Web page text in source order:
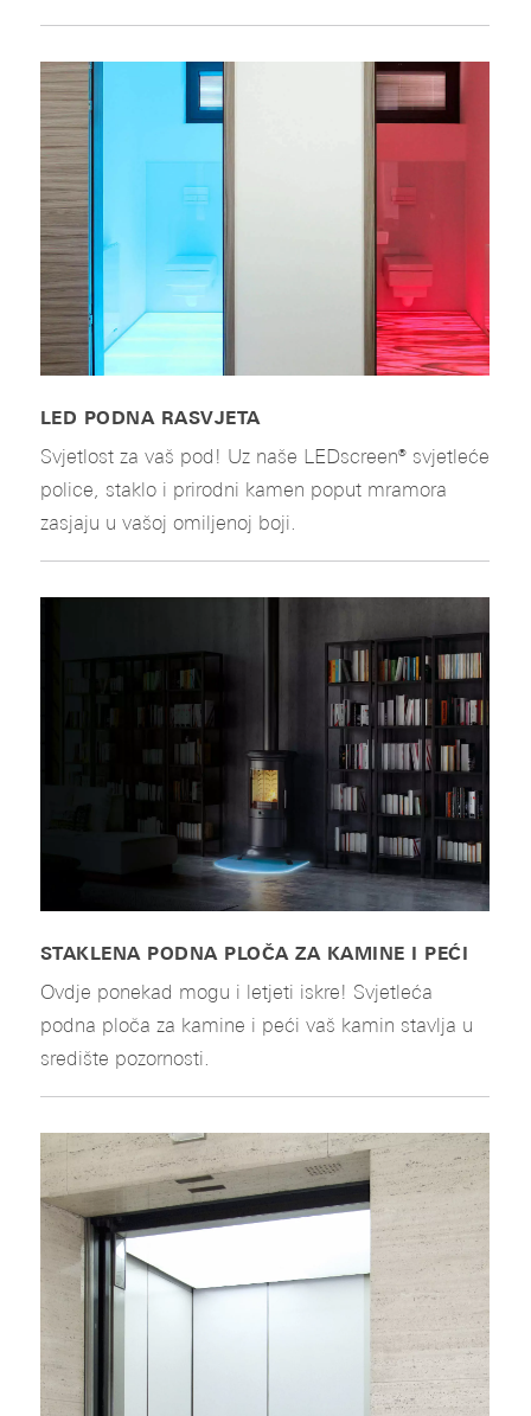
LED PODNA RASVJETA
Svjetlost za vaš pod! Uz naše LEDscreen® svjetleće
police, staklo i prirodni kamen poput mramora
zasjaju u vašoj omiljenoj boji.
STAKLENA PODNA PLOČA ZA KAMINE I PEĆI
Ovdje ponekad mogu i letjeti iskre! Svjetleća
podna ploča za kamine i peći vaš kamin stavlja u
središte pozornosti.